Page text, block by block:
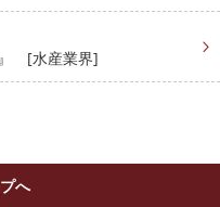
』 [水産業界]
へ